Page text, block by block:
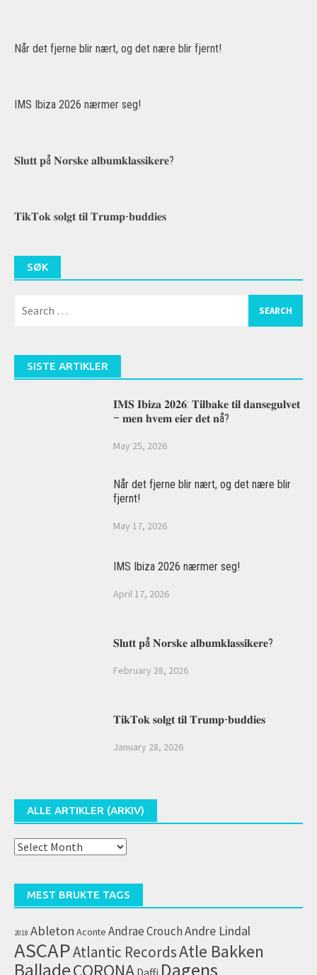
Når det fjerne blir nært, og det nære blir fjernt!
IMS Ibiza 2026 nærmer seg!
𝐒𝐥𝐮𝐭𝐭 𝐩å 𝐍𝐨𝐫𝐬𝐤𝐞 𝐚𝐥𝐛𝐮𝐦𝐤𝐥𝐚𝐬𝐬𝐢𝐤𝐞𝐫𝐞?
𝐓𝐢𝐤𝐓𝐨𝐤 𝐬𝐨𝐥𝐠𝐭 𝐭𝐢𝐥 𝐓𝐫𝐮𝐦𝐩-𝐛𝐮𝐝𝐝𝐢𝐞𝐬
SØK
for:
SISTE ARTIKLER
𝐈𝐌𝐒 𝐈𝐛𝐢𝐳𝐚 𝟐𝟎𝟐𝟔: 𝐓𝐢𝐥𝐛𝐚𝐤𝐞 𝐭𝐢𝐥 𝐝𝐚𝐧𝐬𝐞𝐠𝐮𝐥𝐯𝐞𝐭
– 𝐦𝐞𝐧 𝐡𝐯𝐞𝐦 𝐞𝐢𝐞𝐫 𝐝𝐞𝐭 𝐧å?
May 25, 2026
Når det fjerne blir nært, og det nære blir
fjernt!
May 17, 2026
IMS Ibiza 2026 nærmer seg!
April 17, 2026
𝐒𝐥𝐮𝐭𝐭 𝐩å 𝐍𝐨𝐫𝐬𝐤𝐞 𝐚𝐥𝐛𝐮𝐦𝐤𝐥𝐚𝐬𝐬𝐢𝐤𝐞𝐫𝐞?
February 28, 2026
𝐓𝐢𝐤𝐓𝐨𝐤 𝐬𝐨𝐥𝐠𝐭 𝐭𝐢𝐥 𝐓𝐫𝐮𝐦𝐩-𝐛𝐮𝐝𝐝𝐢𝐞𝐬
January 28, 2026
ALLE ARTIKLER (ARKIV)
Alle
MEST BRUKTE TAGS
2018 Ableton Aconte Andrae CrouchAndre Lindal
ASCAPAtlantic RecordsAtle Bakken
BalladeCORONA Daffi Dagens